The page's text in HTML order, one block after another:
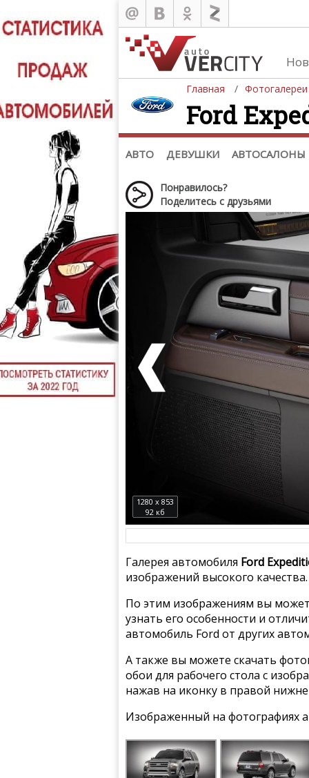
Главная Фотогалереи
Ford
АВТО ДЕВУШКИ АВТОСАЛОНЫ
Автомобили
Последние добавления
Список марок
(+1102)
Понравилось?
Поделитесь с друзьями
1280 x 853
92 кб
Галерея автомобиля Ford
изображений высокого качества.
По этим изображениям вы
узнать его особенности и
автомобиль Ford от других
А также вы можете скачать
обои для рабочего стола с
нажав на иконку в правой
Изображенный на фотографиях